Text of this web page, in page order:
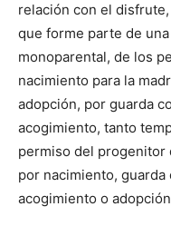
relación con el
que forme parte de
monoparental, de los
nacimiento para la
adopción, por guarda
acogimiento, tanto
permiso del progenitor
por nacimiento,
acogimiento o